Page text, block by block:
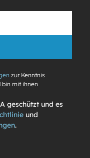
zur Kenntnis
bin mit ihnen
geschützt und es
und
.